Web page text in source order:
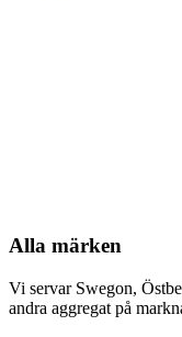
Alla märken
Vi servar Swegon,
andra aggregat på